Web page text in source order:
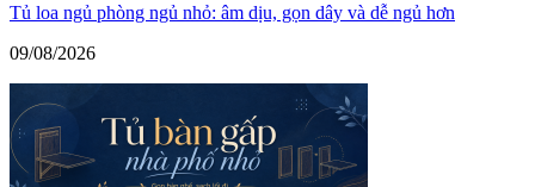
Tủ loa ngủ phòng ngủ nhỏ: âm dịu, gọn dây và dễ ngủ hơn
09/08/2026